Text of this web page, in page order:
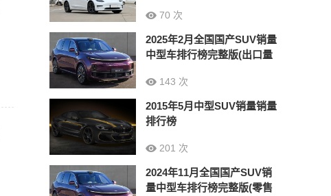
70 次
2025年2月全国国产SUV销量
中型车排行榜完整版(出口量
143 次
2015年5月中型SUV销量销量
排行榜
201 次
2024年11月全国国产SUV销
量中型车排行榜完整版(零售